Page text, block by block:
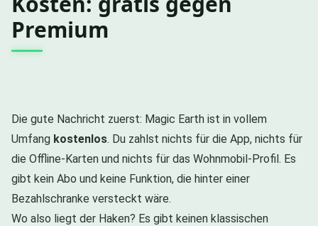
Premium
Die gute Nachricht zuerst: Magic Earth ist in vollem
Umfang kostenlos. Du zahlst nichts für die App, nichts für
die Offline-Karten und nichts für das Wohnmobil-Profil. Es
gibt kein Abo und keine Funktion, die hinter einer
Bezahlschranke versteckt wäre.
Wo also liegt der Haken? Es gibt keinen klassischen